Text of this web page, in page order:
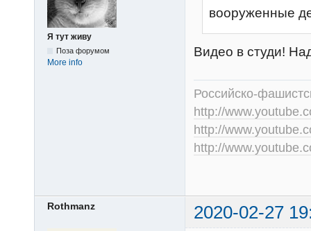
Я тут живу
Поза форумом
More info
вооруженные
Видео в студи!
Российско-
http://
http://
http://
Rothmanz 2020-02-27